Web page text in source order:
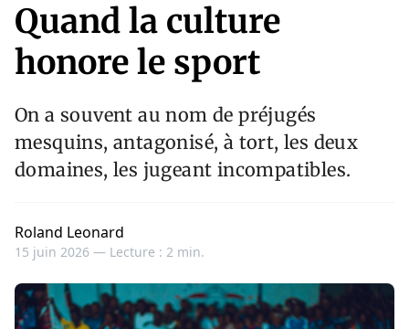
Quand la culture
honore le sport
On a souvent au nom de préjugés
mesquins, antagonisé, à tort, les deux
domaines, les jugeant incompatibles.
Roland Leonard
15 juin 2026 — Lecture : 2 min.